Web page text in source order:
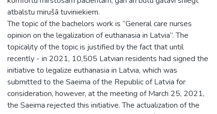
atbalstu mirušā tuviniekiem.
The topic of the bachelors work is “General care nurses
opinion on the legalization of euthanasia in Latvia”. The
topicality of the topic is justified by the fact that until
recently - in 2021, 10,505 Latvian residents had signed the
initiative to legalize euthanasia in Latvia, which was
submitted to the Saeima of the Republic of Latvia for
consideration, however, at the meeting of March 25, 2021,
the Saeima rejected this initiative. The actualization of the